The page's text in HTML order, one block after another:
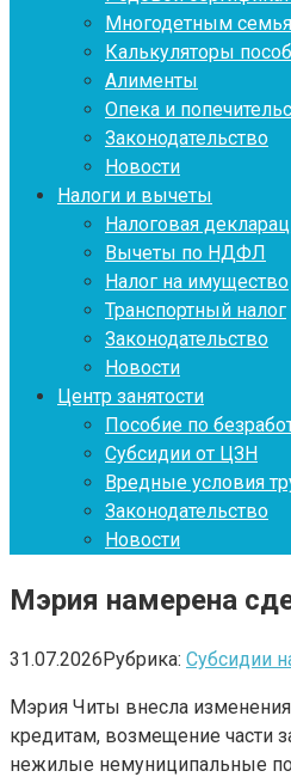
Многодетным
Калькуляторы
Алименты
Опека и
Законодательство
Новости
Налоги и вычеты
Налоговая
Вычеты по НДФЛ
Налог на имущество
Транспортный налог
Законодательство
Новости
Центр занятости
Пособие по
Субсидии от ЦЗН
Вредные условия
Законодательство
Новости
Мэрия намерена
31.07.2026Рубрика: Субсидии
Мэрия Читы внесла
кредитам, возмещение части
нежилые немуниципальные